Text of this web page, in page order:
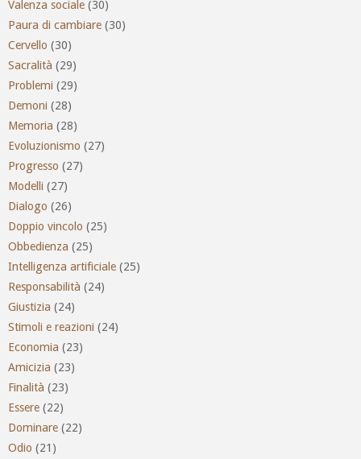
Valenza sociale (30)
Paura di cambiare (30)
Cervello (30)
Sacralità (29)
Problemi (29)
Demoni (28)
Memoria (28)
Evoluzionismo (27)
Progresso (27)
Modelli (27)
Dialogo (26)
Doppio vincolo (25)
Obbedienza (25)
Intelligenza artificiale (25)
Responsabilità (24)
Giustizia (24)
Stimoli e reazioni (24)
Economia (23)
Amicizia (23)
Finalità (23)
Essere (22)
Dominare (22)
Odio (21)